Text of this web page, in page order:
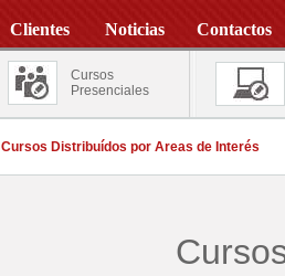
Clientes Noticias Contactos
Cursos
Presenciales
Cursos Distribuídos por Areas de Interés